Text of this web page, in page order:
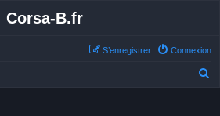
Corsa-B.fr
Connexion
S’enregistrer